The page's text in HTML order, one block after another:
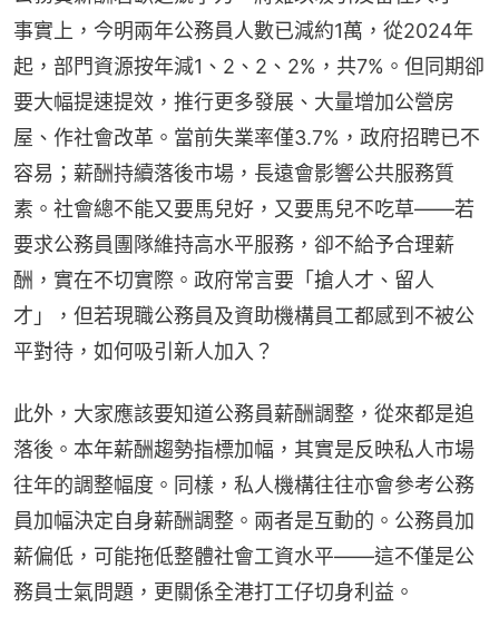
事實上，今明兩年公務員人數已減約1萬，從2024年
起，部門資源按年減1、2、2、2%，共7%。但同期卻
要大幅提速提效，推行更多發展、大量增加公營房
屋、作社會改革。當前失業率僅3.7%，政府招聘已不
容易；薪酬持續落後市場，長遠會影響公共服務質
素。社會總不能又要馬兒好，又要馬兒不吃草——若
要求公務員團隊維持高水平服務，卻不給予合理薪
酬，實在不切實際。政府常言要「搶人才、留人
才」，但若現職公務員及資助機構員工都感到不被公
平對待，如何吸引新人加入？
此外，大家應該要知道公務員薪酬調整，從來都是追
落後。本年薪酬趨勢指標加幅，其實是反映私人市場
往年的調整幅度。同樣，私人機構往往亦會參考公務
員加幅決定自身薪酬調整。兩者是互動的。公務員加
薪偏低，可能拖低整體社會工資水平——這不僅是公
務員士氣問題，更關係全港打工仔切身利益。